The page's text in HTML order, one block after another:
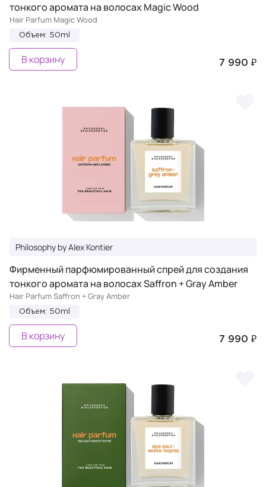
тонкого аромата на волосах Magic Wood
Hair Parfum Magic Wood
Объем: 50ml
7 990 ₽
В корзину
Philosophy by Alex Kontier
Фирменный парфюмированный спрей для создания
тонкого аромата на волосах Saffron + Gray Amber
Hair Parfum Saffron + Gray Amber
Объем: 50ml
7 990 ₽
В корзину